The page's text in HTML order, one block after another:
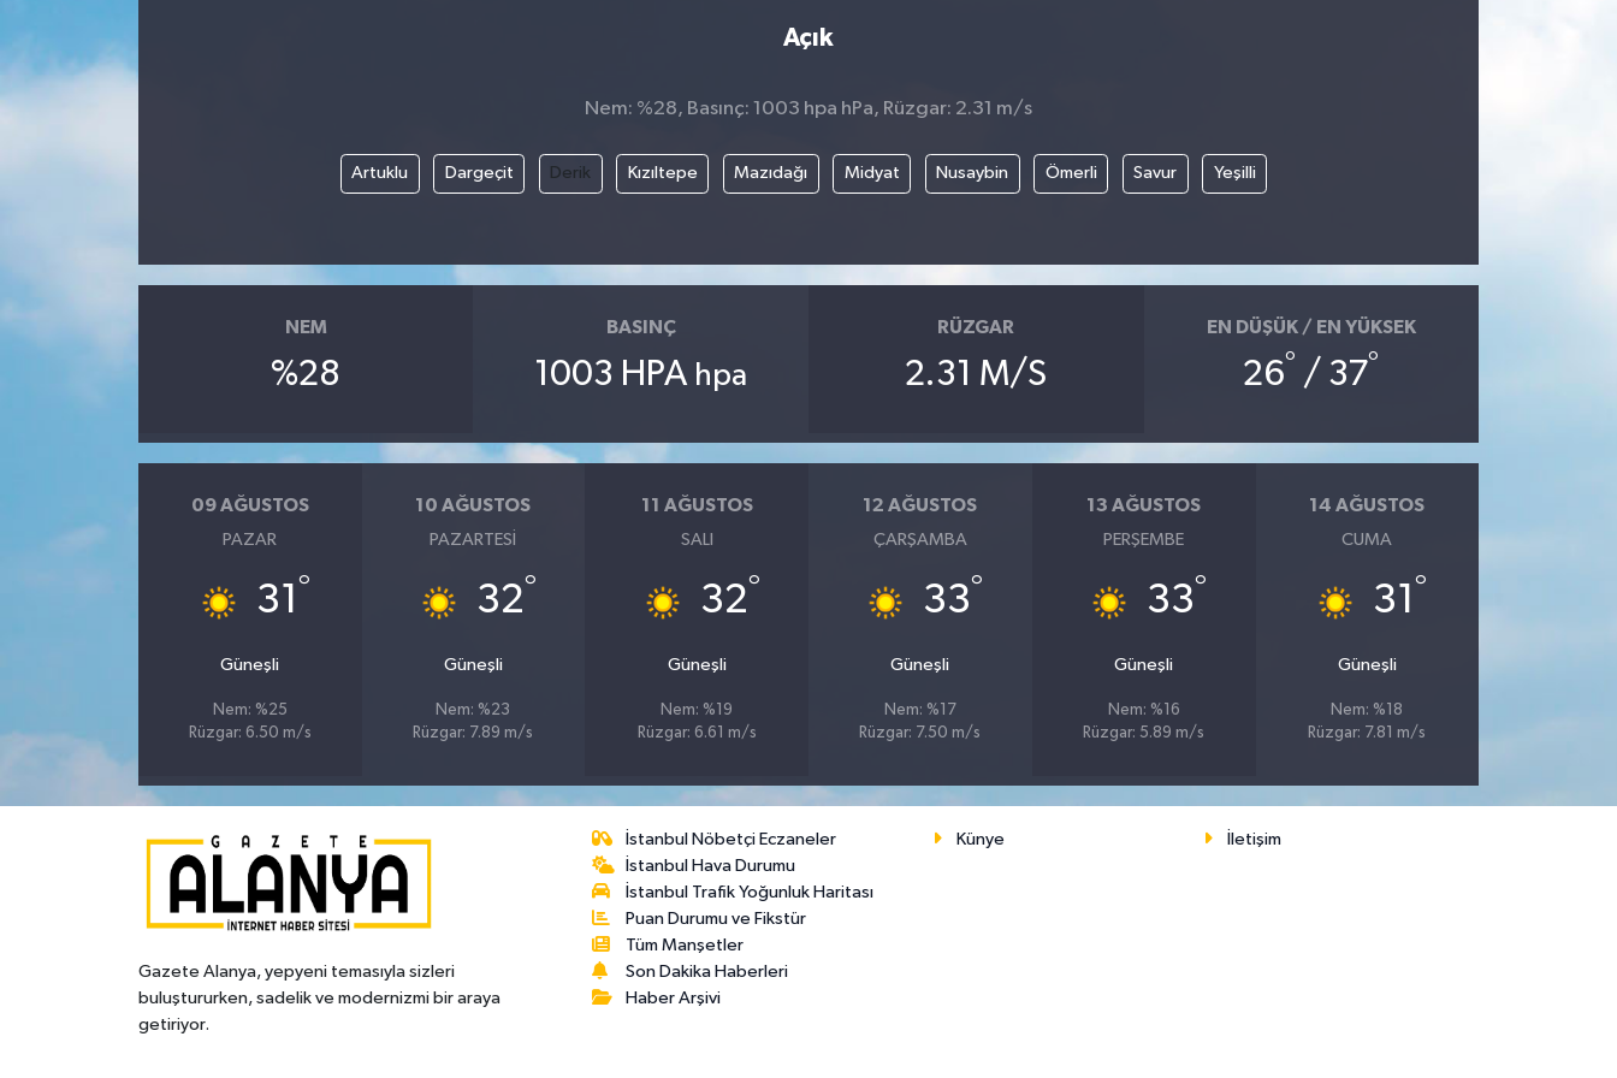
Açık
Nem: %28, Basınç: 1003 hpa hPa, Rüzgar: 2.31 m/s
Artuklu Dargeçit Derik Kızıltepe Mazıdağı Midyat Nusaybin Ömerli Savur Yeşilli
NEM
%28
BASINÇ
1003 HPA hpa
RÜZGAR
2.31 M/S
EN DÜŞÜK / EN YÜKSEK
26° / 37°
09 AĞUSTOS
PAZAR
31 °
Güneşli
Nem: %25
Rüzgar: 6.50 m/s
10 AĞUSTOS
PAZARTESI
32°
Güneşli
Nem: %23
Rüzgar: 7.89 m/s
11 AĞUSTOS
SALI
32°
Güneşli
Nem: %19
Rüzgar: 6.61 m/s
12 AĞUSTOS
ÇARŞAMBA
33°
Güneşli
Nem: %17
Rüzgar: 7.50 m/s
13 AĞUSTOS
PERŞEMBE
33°
Güneşli
Nem: %16
Rüzgar: 5.89 m/s
14 AĞUSTOS
CUMA
31 °
Güneşli
Nem: %18
Rüzgar: 7.81 m/s
Gazete Alanya, yepyeni temasıyla sizleri
buluştururken, sadelik ve modernizmi bir araya
getiriyor.
İstanbul Nöbetçi Eczaneler
İstanbul Hava Durumu
İstanbul Trafik Yoğunluk Haritası
Puan Durumu ve Fikstür
Tüm Manşetler
Son Dakika Haberleri
Haber Arşivi
Künye İletişim